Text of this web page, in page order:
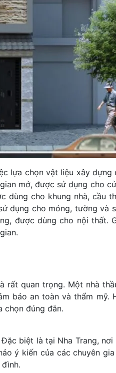
lựa chọn vật liệu xây dựng
mở, được sử dụng cho
cho khung nhà, cầu
dụng cho móng, tường và
được dùng cho nội thất.
quan trọng. Một nhà
bảo an toàn và thẩm mỹ.
chọn đúng đắn.
biệt là tại Nha Trang,
ý kiến của các chuyên